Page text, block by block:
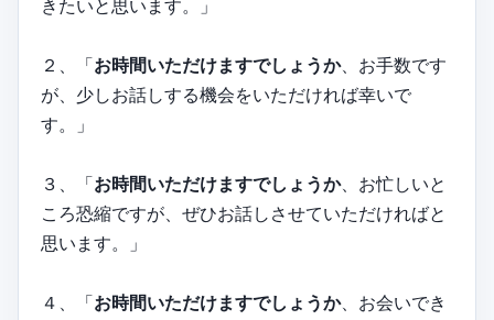
きたいと思います。」
２、「お時間いただけますでしょうか、お手数です
が、少しお話しする機会をいただければ幸いで
す。」
３、「お時間いただけますでしょうか、お忙しいと
ころ恐縮ですが、ぜひお話しさせていただければと
思います。」
４、「お時間いただけますでしょうか、お会いでき